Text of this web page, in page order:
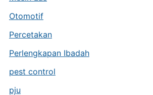
Otomotif
Percetakan
Perlengkapan Ibadah
pest control
pju